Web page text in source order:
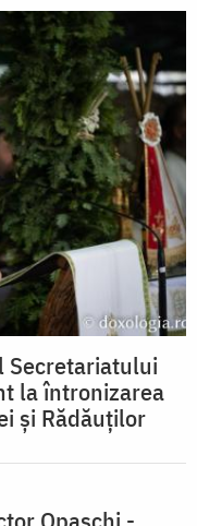
Secretariatului
la întronizarea
și Rădăuților